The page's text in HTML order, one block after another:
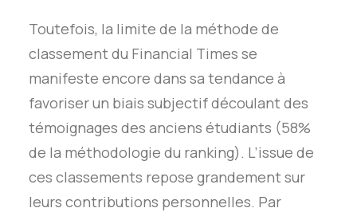
Toutefois, la limite de la méthode de
classement du Financial Times se
manifeste encore dans sa tendance à
favoriser un biais subjectif découlant des
témoignages des anciens étudiants (58%
de la méthodologie du ranking). L’issue de
ces classements repose grandement sur
leurs contributions personnelles. Par